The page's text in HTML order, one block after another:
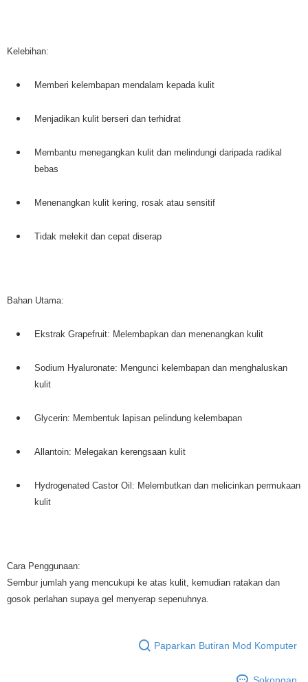
Kelebihan:
Memberi kelembapan mendalam kepada kulit
Menjadikan kulit berseri dan terhidrat
Membantu menegangkan kulit dan melindungi daripada radikal
bebas
Menenangkan kulit kering, rosak atau sensitif
Tidak melekit dan cepat diserap
Bahan Utama:
Ekstrak Grapefruit: Melembapkan dan menenangkan kulit
Sodium Hyaluronate: Mengunci kelembapan dan menghaluskan
kulit
Glycerin: Membentuk lapisan pelindung kelembapan
Allantoin: Melegakan kerengsaan kulit
Hydrogenated Castor Oil: Melembutkan dan melicinkan permukaan
kulit
Cara Penggunaan:
Sembur jumlah yang mencukupi ke atas kulit, kemudian ratakan dan
gosok perlahan supaya gel menyerap sepenuhnya.
Paparkan Butiran Mod Komputer
Sokongan